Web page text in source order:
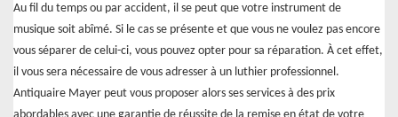
Au fil du temps ou par accident, il se peut que votre instrument de
musique soit abîmé. Si le cas se présente et que vous ne voulez pas encore
vous séparer de celui-ci, vous pouvez opter pour sa réparation. À cet effet,
il vous sera nécessaire de vous adresser à un luthier professionnel.
Antiquaire Mayer peut vous proposer alors ses services à des prix